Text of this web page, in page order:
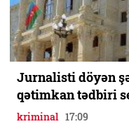
Jurnalisti döyən
qətimkan tədbiri
kriminal 17:09